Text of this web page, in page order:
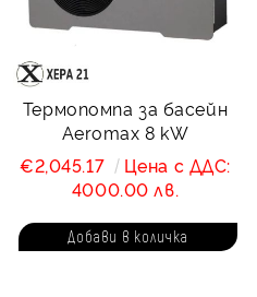
Термопомпa за басейн
Aeromax 8 kW
€2,045.17
Цена с ДДС:
4000.00 лв.